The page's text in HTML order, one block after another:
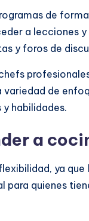
de
a lecciones
y foros de
de
habilidades.
a
ya
para quienes